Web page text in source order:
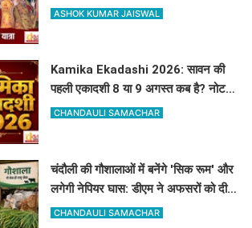
अधिक कांवरिए बाबा बैद्यनाथ धाम के लिए
ASHOK KUMAR JAISWAL
Kamika Ekadashi 2026: सावन की
पहली एकादशी 8 या 9 अगस्त कब है? नोट
करें सही तारीख, मुहूर्त और पारण का समय
CHANDAULI SAMACHAR
चंदौली की गौशालाओं में बनेंगे 'सिक रूम' और
लगेगी नेपियर घास: डीएम ने अफसरों को दी 1
सप्ताह की मोहलत
CHANDAULI SAMACHAR